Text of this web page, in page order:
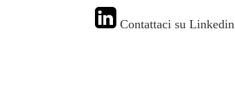
Contattaci su Linkedin